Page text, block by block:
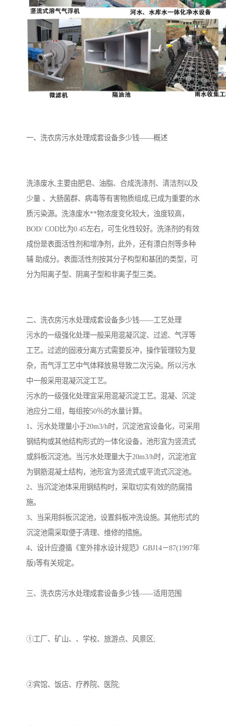
一、洗衣房污水处理成套设备多少钱——概述
洗涤废水,主要由肥皂、油脂、合成洗涤剂、清洁剂以及
少量 、大肠菌群、病毒等有害物质组成,已成为重要的水
质污染源。洗涤废水**物浓度变化较大，浊度较高，
BOD/ COD比为0.45左右，可生化性较好。洗涤剂的有效
成份是表面活性剂和增净剂，此外，还有漂白剂等多种
辅 助成分。表面活性剂按其分子构型和基团的类型，可
分为阳离子型、阴离子型和非离子型三类。
二、洗衣房污水处理成套设备多少钱——工艺处理
污水的一级强化处理一般采用混凝沉淀、过滤、气浮等
工艺。过滤的固液分离方式需要反冲，操作管理较为复
杂，而气浮工艺中气体释放易导致二次污染。所以污水
中一般采用混凝沉淀工艺。
污水的一级强化处理宜采用混凝沉淀工艺。混凝、沉淀
池应分二组，每组按50％的水量计算。
1、污水处理量小于20m3/h时，沉淀池宜设备化，可采用
钢结构或其他结构形式的一体化设备，池形宜为竖流式
或斜板沉淀池。当污水处理量大于20m3/h时，沉淀池宜
为钢筋混凝土结构，池形宜为竖流式或平流式沉淀池。
2、当沉淀池体采用钢结构时，采取切实有效的防腐措
施。
3、当采用斜板沉淀池，设置斜板冲洗设施。其他形式的
沉淀池需采取便于清理、维修的措施。
4、设计应遵循《室外排水设计规范》GBJ14－87(1997年
版)等有关规定。
三、洗衣房污水处理成套设备多少钱——适用范围
①工厂、矿山、、学校、旅游点、风景区;
②宾馆、饭店、疗养院、医院;
微动力污水处理设备 集中式生活污水处理设备
接触式一体化污水处理设 化粪池一体化污水处理设
备
污水处理一体化设备 气浮机设备
淀粉污水处理设备 塑料污水处理设备
生产厂家
洗车污水处理设备 变电站污水处理设备
熟食厂污水处理设备 美容院一体化污水处理设
备
汽车污水处理设备 你猜生活污水处理设备
农村生活污水处理设备 玻璃钢污水处理设备
生活污水处理设备 医疗污水处理设备
医疗机构污水处理设备 酿酒污水
风景区生活一体化设备 纺织印染废水
豆制品污水